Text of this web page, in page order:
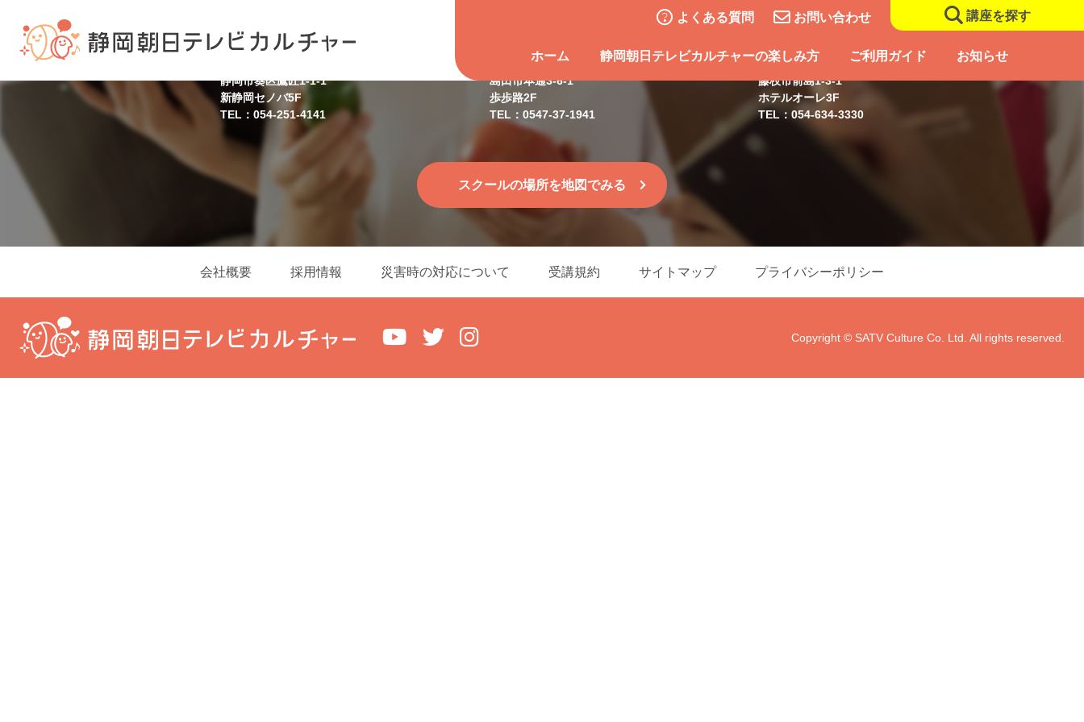
よくある質問 お問い合わせ 講座を探す
ホーム 静岡朝日テレビカルチャーの楽しみ方 ご利用ガイド お知らせ
静岡スクール
静岡市葵区鷹匠1-1-1
新静岡セノバ5F
TEL：054-251-4141
島田スクール
島田市本通3-6-1
歩歩路2F
TEL：0547-37-1941
藤枝スクール
藤枝市前島1-3-1
ホテルオーレ3F
TEL：054-634-3330
スクールの場所を地図でみる
会社概要 採用情報 災害時の対応について 受講規約 サイトマップ プライバシーポリシー
Copyright © SATV Culture Co. Ltd. All rights reserved.